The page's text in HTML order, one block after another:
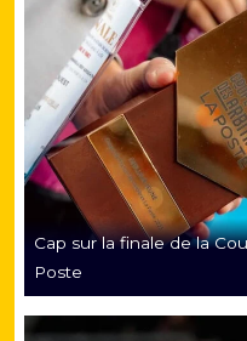
Cap sur la finale de la
Poste